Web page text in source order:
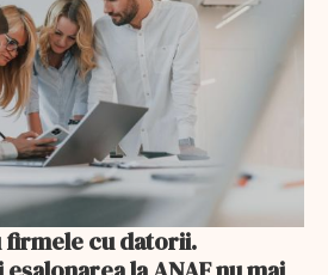
cu datorii.